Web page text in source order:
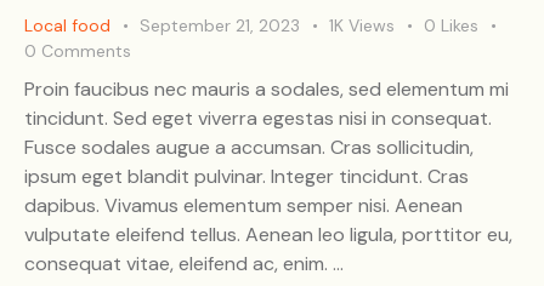
Local food September 21, 2023 1K Views 0 Likes
0 Comments
Proin faucibus nec mauris a sodales, sed elementum mi
tincidunt. Sed eget viverra egestas nisi in consequat.
Fusce sodales augue a accumsan. Cras sollicitudin,
ipsum eget blandit pulvinar. Integer tincidunt. Cras
dapibus. Vivamus elementum semper nisi. Aenean
vulputate eleifend tellus. Aenean leo ligula, porttitor eu,
consequat vitae, eleifend ac, enim. …